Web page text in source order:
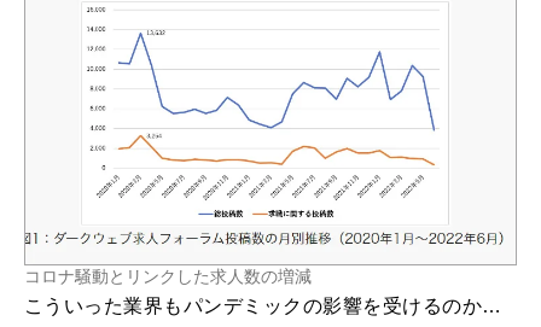
コロナ騒動とリンクした求人数の増減
こういった業界もパンデミックの影響を受けるのか…